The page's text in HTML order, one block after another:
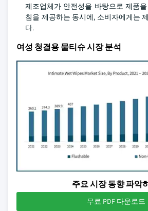
제조업체가 안전성을 바탕으로 제품
침을 제공하는 동시에, 소비자에게는
다.
여성 청결용 물티슈 시장 분석
주요 시장 동향 파악
무료 PDF 다운로드